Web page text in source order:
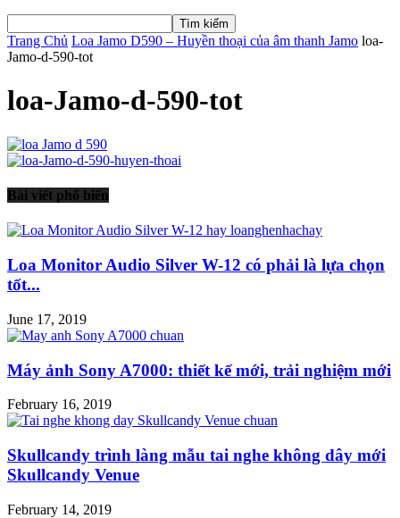
Trang Chủ Loa Jamo D590 – Huyền thoại của âm thanh Jamo loa-
Jamo-d-590-tot
loa-Jamo-d-590-tot
Bài viết phổ biến
Loa Monitor Audio Silver W-12 có phải là lựa chọn
tốt...
June 17, 2019
Máy ảnh Sony A7000: thiết kế mới, trải nghiệm mới
February 16, 2019
Skullcandy trình làng mẫu tai nghe không dây mới
Skullcandy Venue
February 14, 2019